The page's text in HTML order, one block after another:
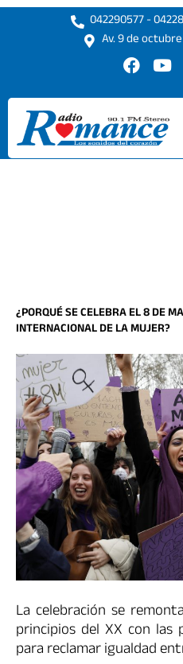
Ir
042290577 -
Av. 9 de
F
c
e
b
o
o
Y
u
t
u
b
e
¿PORQUÉ SE CELEBRA EL 8 DE
INTERNACIONAL DE LA MUJER?
La celebración se
principios del XX con las
para reclamar igualdad